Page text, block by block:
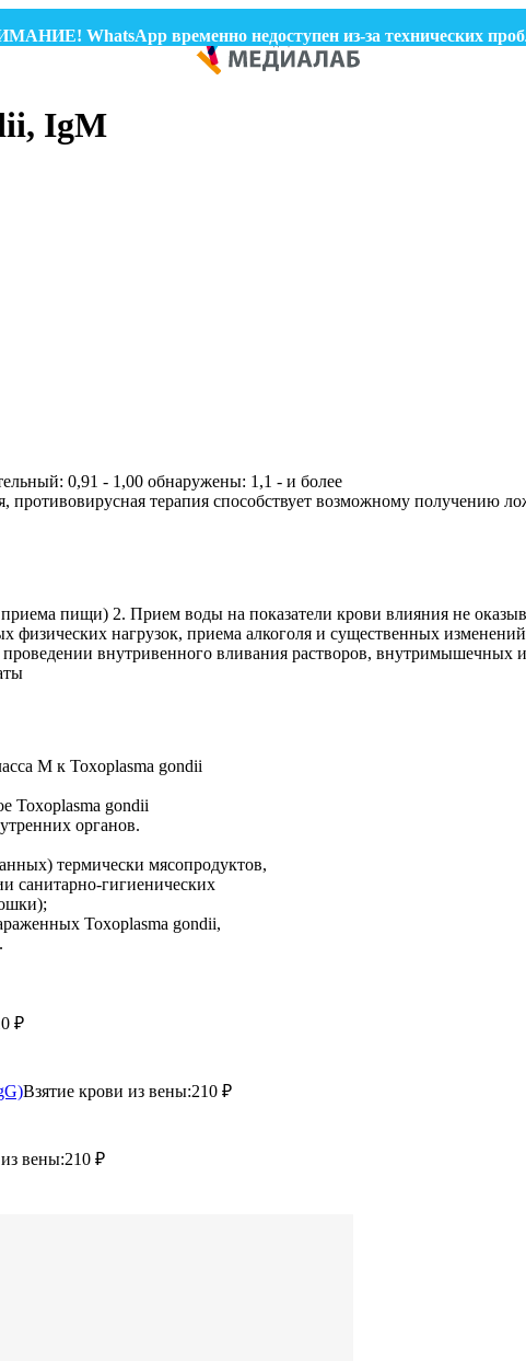
WhatsApp временно недоступен из-за технических
IgM
0,91 - 1,00 обнаружены: 1,1 - и более
противовирусная терапия способствует возможному получению
пищи) 2. Прием воды на показатели крови влияния не
физических нагрузок, приема алкоголя и существенных
внутривенного вливания растворов, внутримышечных
М к Toxoplasma gondii
Toxoplasma gondii
органов.
термически мясопродуктов,
санитарно-гигиенических
Toxoplasma gondii,
₽
Взятие крови из вены:210 ₽
вены:210 ₽